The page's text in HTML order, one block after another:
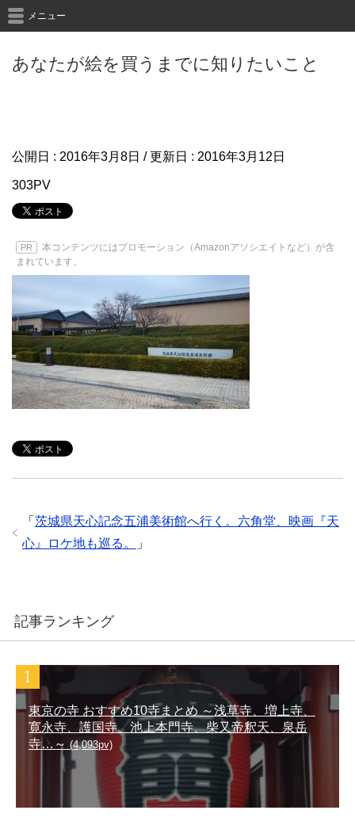
あなたが絵を買うまでに知りたいこと
メニュー
公開日 : 2016年3月8日 / 更新日 : 2016年3月12日
303PV
PR
本コンテンツにはプロモーション（Amazonアソシエイトなど）が含
まれています。
「 茨城県天心記念五浦美術館へ行く。六角堂、映画『天
心』ロケ地も巡る。
」
記事ランキング
東京の寺 おすすめ10寺まとめ ～浅草寺、増上寺、
寛永寺、護国寺、池上本門寺、柴又帝釈天、泉岳
寺…～ (4,093pv)